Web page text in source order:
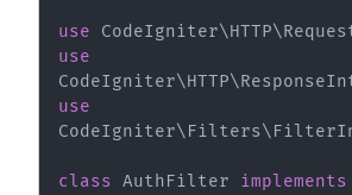
use CodeIgniter\HTTP\
use
CodeIgniter\HTTP\
use
CodeIgniter\ Filters\
class AuthFilter
implements